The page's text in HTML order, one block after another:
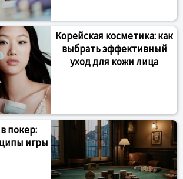
Корейская косметика: как
выбрать эффективный
уход для кожи лица
покер:
игры